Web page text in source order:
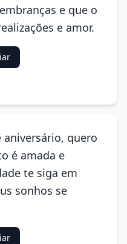
e que o
e amor.
aniversário, quero
é amada e
te siga em
sonhos se